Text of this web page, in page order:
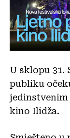
U sklopu 31.
publiku
kino Ilidža.